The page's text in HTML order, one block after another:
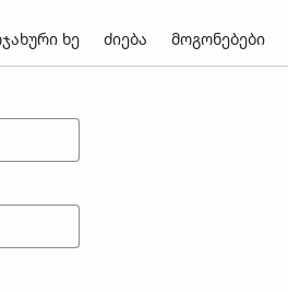
ხე ძიება მოგონებები